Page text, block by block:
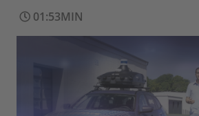
01:53MIN